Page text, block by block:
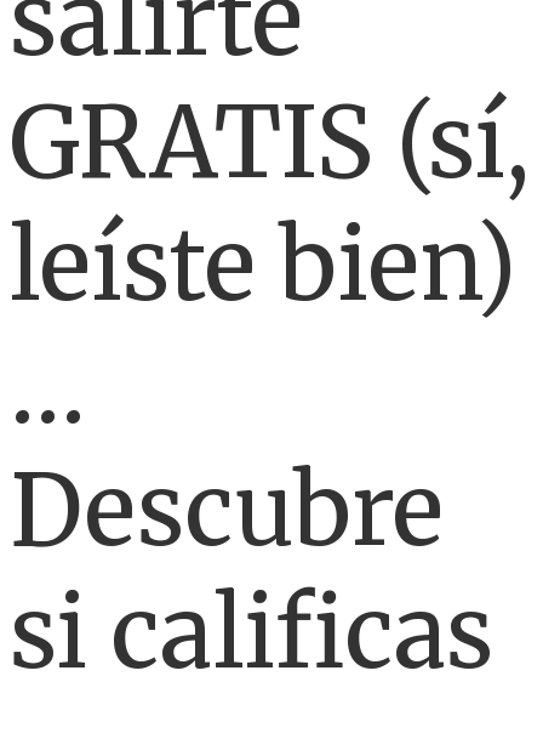
GRATIS (sí,
leíste bien)
…
Descubre
si calificas